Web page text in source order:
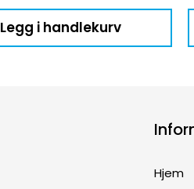
Legg i handlekurv
Hjem